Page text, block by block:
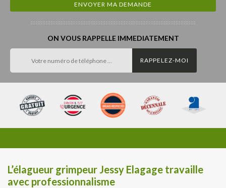
ON VOUS RAPPELLE IMMEDIATEMENT
L’élagueur grimpeur Jessy Elagage travaille
avec professionnalisme